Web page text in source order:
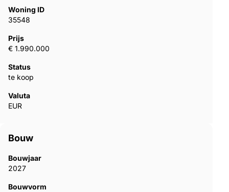
Woning ID
35548
Prijs
€ 1.990.000
Status
te koop
Valuta
EUR
Bouw
Bouwjaar
2027
Bouwvorm